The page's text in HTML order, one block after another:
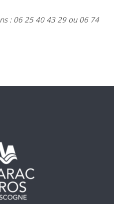
: 06 25 40 43 29 ou 06 74